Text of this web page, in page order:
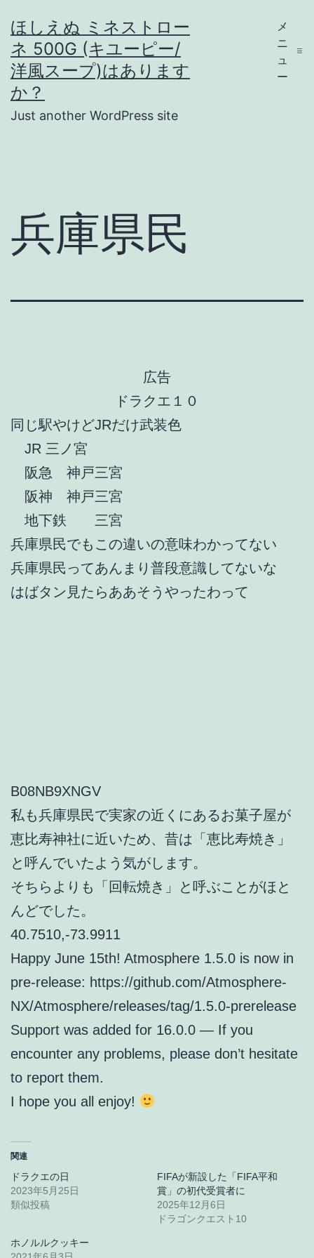
ン
テ
ン
ほしえぬ ミネストロー
ネ 500G (キユーピー/
洋風スープ)はあります
か？
Just another WordPress site
メ
ニ
ュ
ー
兵庫県民
広告
ドラクエ１０
同じ駅やけどJRだけ武装色
JR 三ノ宮
阪急 神戸三宮
阪神 神戸三宮
地下鉄 三宮
兵庫県民でもこの違いの意味わかってない
兵庫県民ってあんまり普段意識してないな
はばタン見たらああそうやったわって
B08NB9XNGV
私も兵庫県民で実家の近くにあるお菓子屋が
恵比寿神社に近いため、昔は「恵比寿焼き」
と呼んでいたよう気がします。
そちらよりも「回転焼き」と呼ぶことがほと
んどでした。
40.7510,-73.9911
Happy June 15th! Atmosphere 1.5.0 is now in
pre-release: https://github.com/Atmosphere-
NX/Atmosphere/releases/tag/1.5.0-prerelease
Support was added for 16.0.0 — If you
encounter any problems, please don’t hesitate
to report them.
I hope you all enjoy!
関連
ドラクエの日
2023年5月25日
類似投稿
FIFAが新設した「FIFA平和
賞」の初代受賞者に
2025年12月6日
ドラゴンクエスト10
ホノルルクッキー